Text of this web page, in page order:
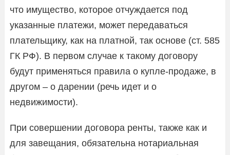
что имущество, которое отчуждается под
указанные платежи, может передаваться
плательщику, как на платной, так основе (ст. 585
ГК РФ). В первом случае к такому договору
будут применяться правила о купле-продаже, в
другом – о дарении (речь идет и о
недвижимости).
При совершении договора ренты, также как и
для завещания, обязательна нотариальная